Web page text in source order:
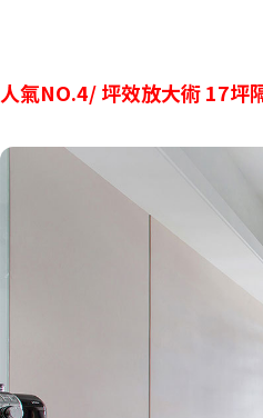
人氣NO.4/坪效放大術 17坪